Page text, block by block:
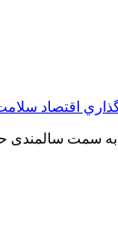
اقتصاد
به سمت